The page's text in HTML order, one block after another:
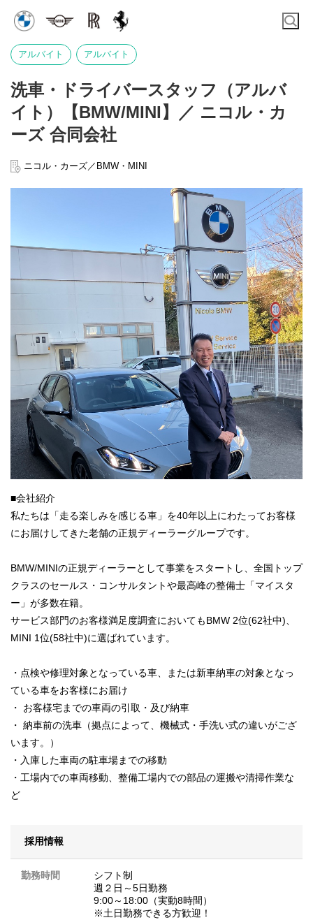
アルバイト アルバイト
洗車・ドライバースタッフ（アルバ
イト）【BMW/MINI】／ ニコル・カ
ーズ 合同会社
ニコル・カーズ／BMW・MINI
■会社紹介
私たちは「走る楽しみを感じる車」を40年以上にわたってお客様
にお届けしてきた老舗の正規ディーラーグループです。
BMW/MINIの正規ディーラーとして事業をスタートし、全国トップ
クラスのセールス・コンサルタントや最高峰の整備士「マイスタ
ー」が多数在籍。
サービス部門のお客様満足度調査においてもBMW 2位(62社中)、
MINI 1位(58社中)に選ばれています。
・点検や修理対象となっている車、または新車納車の対象となっ
ている車をお客様にお届け
・ お客様宅までの車両の引取・及び納車
・ 納車前の洗車（拠点によって、機械式・手洗い式の違いがござ
います。）
・入庫した車両の駐車場までの移動
・工場内での車両移動、整備工場内での部品の運搬や清掃作業な
ど
採用情報
勤務時間
シフト制
週２日～5日勤務
9:00～18:00（実動8時間）
※土日勤務できる方歓迎！